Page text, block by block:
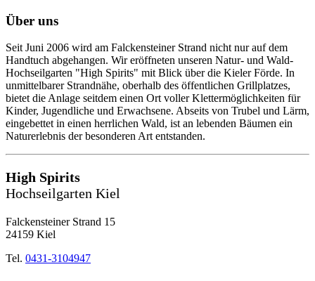
Über uns
Seit Juni 2006 wird am Falckensteiner Strand nicht nur auf dem
Handtuch abgehangen. Wir eröffneten unseren Natur- und Wald-
Hochseilgarten "High Spirits" mit Blick über die Kieler Förde. In
unmittelbarer Strandnähe, oberhalb des öffentlichen Grillplatzes,
bietet die Anlage seitdem einen Ort voller Klettermöglichkeiten für
Kinder, Jugendliche und Erwachsene. Abseits von Trubel und Lärm,
eingebettet in einen herrlichen Wald, ist an lebenden Bäumen ein
Naturerlebnis der besonderen Art entstanden.
High Spirits
Hochseilgarten Kiel
Falckensteiner Strand 15
24159 Kiel
Tel. 0431-3104947